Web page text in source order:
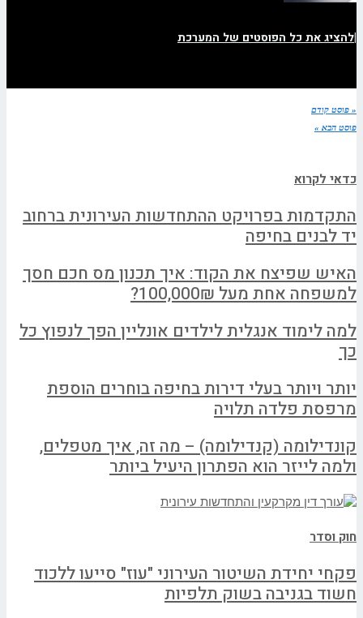
|להציג את כל הפוסטים של המערכת
« פוסט קודם
פוסט הבא »
כדאי לקרוא
התקדמות בפרויקט ההתחדשות העירונית ברחוב
יד לבנים בחיפה
האיש שפיצח את הקוד: איך תכנון מס חכם חסך
למשפחה אחת מעל 100,000₪?
למה לימוד אנגלית לילדים אונליין הפך לנפוץ כל
כך
יותר ויותר בעלי דירות בחיפה בוחרים הוספת
מרפסת פלדה תלויה
קונדילומה (קנדילומה) – מה זה, איך מטפלים,
ולמה לייזר הוא הפתרון היעיל ביותר
חוק וסדר
פקחי יחידת השיטור העירוני "עוז" סייעו ללכוד
חשוד בגניבה בשוק תלפיות